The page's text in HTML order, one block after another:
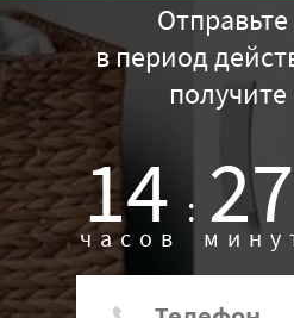
Отправьте
в период
14 :
часов 27